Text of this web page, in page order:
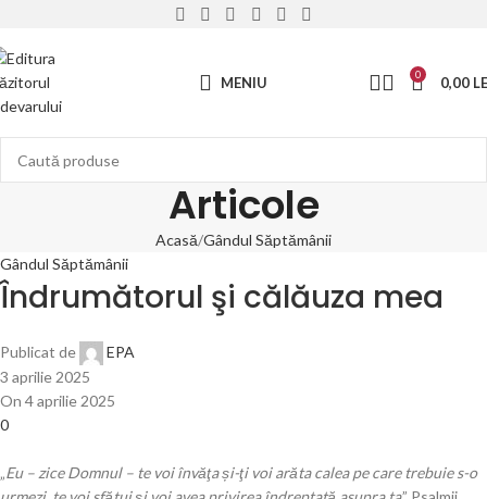
MENIU 0 0,00
Articole
Acasă Gândul Săptămânii
Gândul Săptămânii
Îndrumătorul şi călăuza mea
Publicat de
EPA
3 aprilie 2025
On 4 aprilie 2025
0
„Eu – zice Domnul – te voi învăţa și-ţi voi arăta calea pe care trebuie s-o